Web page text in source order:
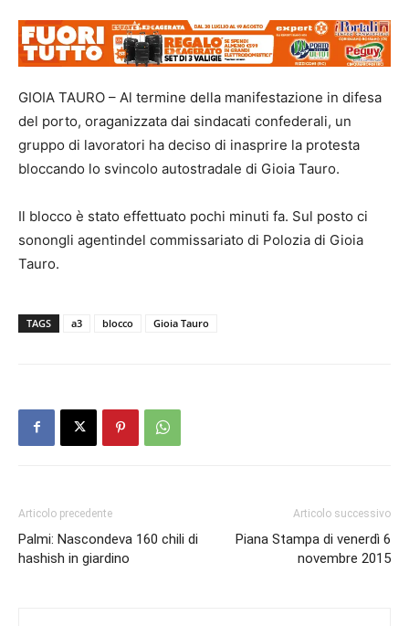
GIOIA TAURO – Al termine della manifestazione in difesa
del porto, oraganizzata dai sindacati confederali, un
gruppo di lavoratori ha deciso di inasprire la protesta
bloccando lo svincolo autostradale di Gioia Tauro.
Il blocco è stato effettuato pochi minuti fa. Sul posto ci
sonongli agentindel commissariato di Polozia di Gioia
Tauro.
TAGS a3 blocco Gioia Tauro
Articolo precedente
Palmi: Nascondeva 160 chili di
hashish in giardino
Articolo successivo
Piana Stampa di venerdì 6
novembre 2015